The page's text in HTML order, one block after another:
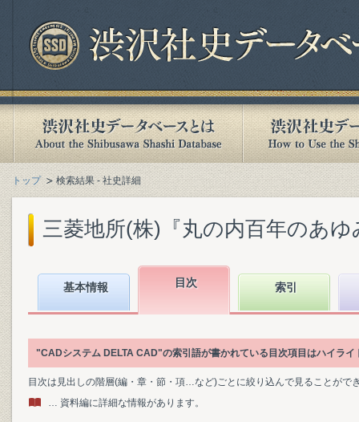
トップ 検索結果 - 社史詳細
三菱地所(株)『丸の内百年のあ
基本情報 目次 索引
"CADシステム DELTA CAD"の索引語が書かれている目次項目はハイライ
目次は見出しの階層(編・章・節・項…など)ごとに絞り込んで見ることがで
… 資料編に詳細な情報があります。